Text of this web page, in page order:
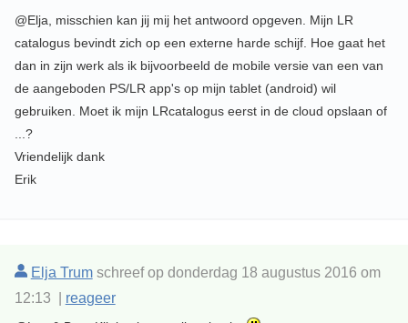
@Elja, misschien kan jij mij het antwoord opgeven. Mijn LR
catalogus bevindt zich op een externe harde schijf. Hoe gaat het
dan in zijn werk als ik bijvoorbeeld de mobile versie van een van
de aangeboden PS/LR app's op mijn tablet (android) wil
gebruiken. Moet ik mijn LRcatalogus eerst in de cloud opslaan of
...?
Vriendelijk dank
Erik
Elja Trumschreef op donderdag 18 augustus 2016 om
12:13 | reageer